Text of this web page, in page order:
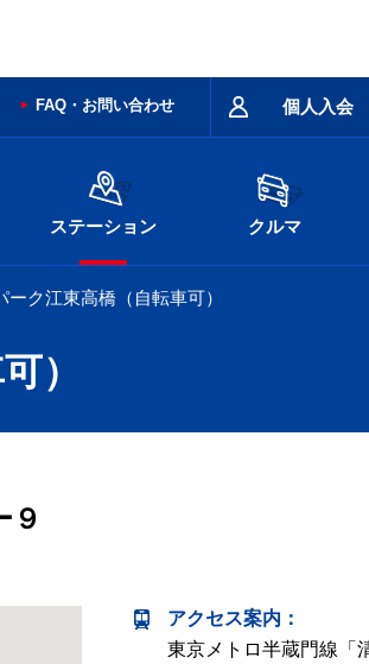
個人入会
FAQ・お問い合わせ
ステーション クルマ
ーク江東高橋（自転車可）
）
９
アクセス案内 ：
東京メトロ半蔵門線「